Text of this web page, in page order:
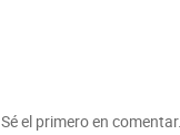
Sé el primero en comentar.